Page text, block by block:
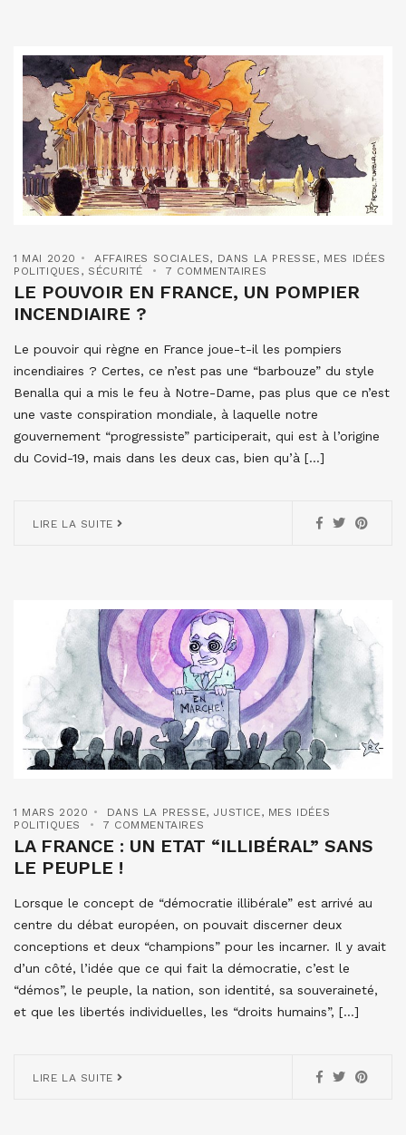
1 MAI 2020 AFFAIRES SOCIALES, DANS LA PRESSE, MES IDÉES
POLITIQUES , SÉCURITÉ 7 COMMENTAIRES
LE POUVOIR EN FRANCE, UN POMPIER
INCENDIAIRE ?
Le pouvoir qui règne en France joue-t-il les pompiers
incendiaires ? Certes, ce n’est pas une “barbouze” du style
Benalla qui a mis le feu à Notre-Dame, pas plus que ce n’est
une vaste conspiration mondiale, à laquelle notre
gouvernement “progressiste” participerait, qui est à l’origine
du Covid-19, mais dans les deux cas, bien qu’à […]
LIRE LA SUITE
1 MARS 2020 DANS LA PRESSE, JUSTICE, MES IDÉES
POLITIQUES
7 COMMENTAIRES
LA FRANCE : UN ETAT “ILLIBÉRAL” SANS
LE PEUPLE !
Lorsque le concept de “démocratie illibérale” est arrivé au
centre du débat européen, on pouvait discerner deux
conceptions et deux “champions” pour les incarner. Il y avait
d’un côté, l’idée que ce qui fait la démocratie, c’est le
“démos”, le peuple, la nation, son identité, sa souveraineté,
et que les libertés individuelles, les “droits humains”, […]
LIRE LA SUITE